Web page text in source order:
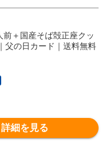
前＋国産そば殻正座クッ
父の日カード｜送料無料
詳細を見る